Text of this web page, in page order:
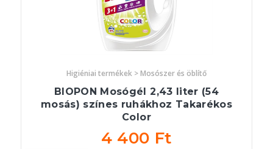
Higiéniai termékek > Mosószer és öblítő
BIOPON Mosógél 2,43 liter (54
mosás) színes ruhákhoz Takarékos
Color
4 400 Ft